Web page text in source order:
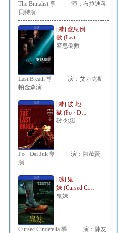
The Brutalist 導 演：布拉迪科
貝特演 …
[港] 窒息倒
數 (Last …
窒息倒數
Last Breath 導 演：艾力克斯
帕金森演 …
[港] 破·地
獄 (Po · D…
破·地獄
Po · Dei Juk 導 演：陳茂賢
演 …
[越] 鬼
妹 (Cursed Ci…
鬼妹
Cursed Cinderella 導 演：陳友